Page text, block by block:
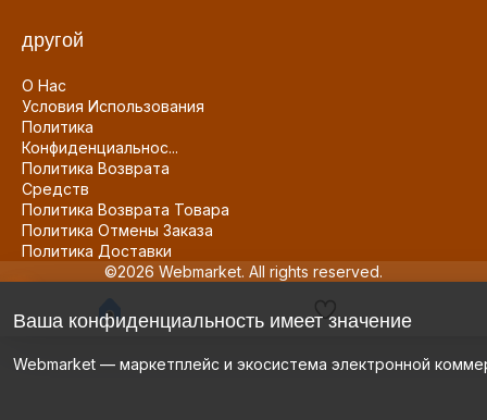
другой
О Нас
Условия Использования
Политика
Конфиденциальнос...
Политика Возврата
Средств
Политика Возврата Товара
Политика Отмены Заказа
Политика Доставки
©2026 Webmarket. All rights reserved.
Ваша конфиденциальность имеет значение
Webmarket — маркетплейс и экосистема электронной